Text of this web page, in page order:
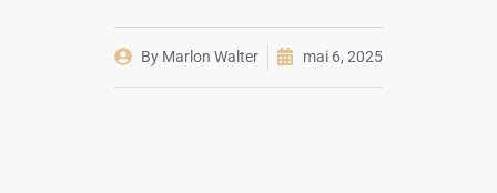
By Marlon Walter mai 6, 2025